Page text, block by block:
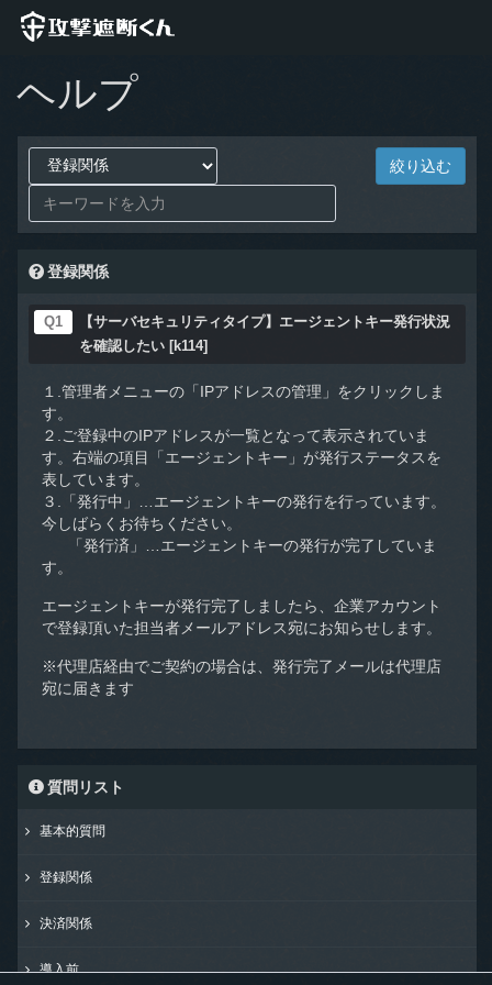
ヘルプ
登録関係
Q1
【サーバセキュリティタイプ】エージェントキー発行状況
を確認したい [k114]
１.管理者メニューの「IPアドレスの管理」をクリックしま
す。
２.ご登録中のIPアドレスが一覧となって表示されていま
す。右端の項目「エージェントキー」が発行ステータスを
表しています。
３.「発行中」…エージェントキーの発行を行っています。
今しばらくお待ちください。
「発行済」…エージェントキーの発行が完了していま
す。
エージェントキーが発行完了しましたら、企業アカウント
で登録頂いた担当者メールアドレス宛にお知らせします。
※代理店経由でご契約の場合は、発行完了メールは代理店
宛に届きます
質問リスト
基本的質問
登録関係
決済関係
導入前